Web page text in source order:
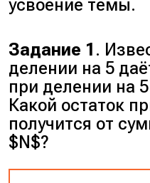
усвоение темы.
Задание 1 .
делении на 5
при делении на
Какой остаток
получится от
$N$?